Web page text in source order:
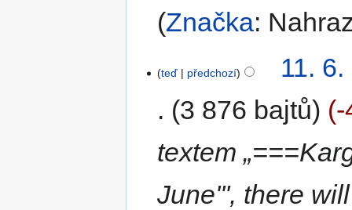
Značka:
teď předchozí
11.
3 876 bajtů
-
textem
June''', there